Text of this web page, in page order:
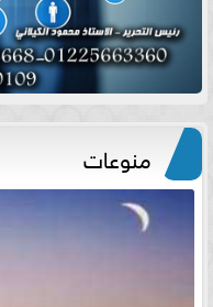
منوعات